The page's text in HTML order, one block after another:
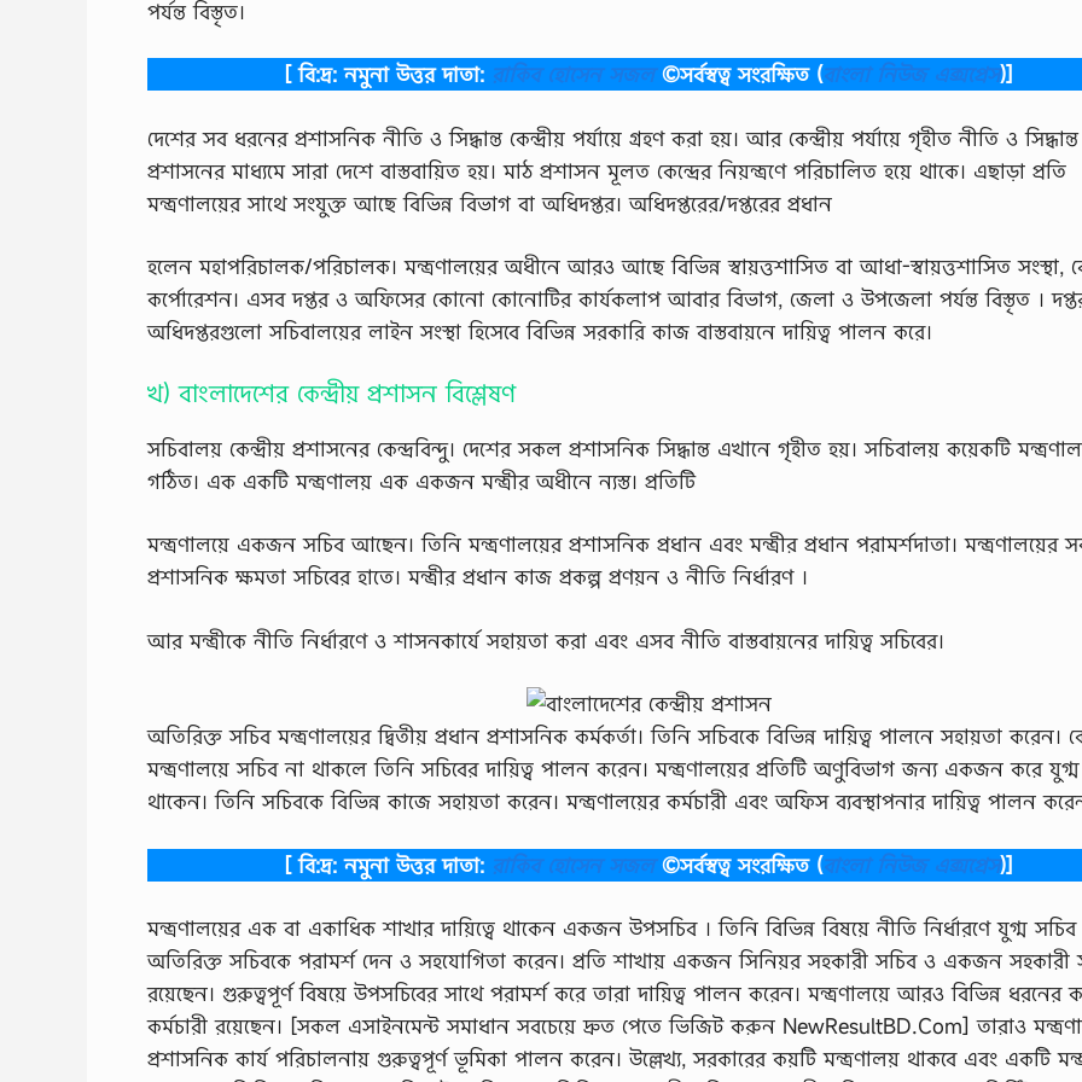
পর্যন্ত বিস্তৃত।
[ বি:দ্র: নমুনা উত্তর দাতা: রাকিব হোসেন সজল©সর্বস্বত্ব সংরক্ষিত (বাংলা নিউজ এক্সপ্রেস)]
দেশের সব ধরনের প্রশাসনিক নীতি ও সিদ্ধান্ত কেন্দ্রীয় পর্যায়ে গ্রহণ করা হয়। আর কেন্দ্রীয় পর্যায়ে গৃহীত নীতি ও
প্রশাসনের মাধ্যমে সারা দেশে বাস্তবায়িত হয়। মাঠ প্রশাসন মূলত কেন্দ্রের নিয়ন্ত্রণে পরিচালিত হয়ে থাকে। এছাড়া প্রতি
মন্ত্রণালয়ের সাথে সংযুক্ত আছে বিভিন্ন বিভাগ বা অধিদপ্তর। অধিদপ্তরের/দপ্তরের প্রধান
হলেন মহাপরিচালক/পরিচালক। মন্ত্রণালয়ের অধীনে আরও আছে বিভিন্ন স্বায়ত্তশাসিত বা আধা-স্বায়ত্তশাসিত সংস্থা,
কর্পোরেশন। এসব দপ্তর ও অফিসের কোনাে কোনােটির কার্যকলাপ আবার বিভাগ, জেলা ও উপজেলা পর্যন্ত বিস্তৃত ।
অধিদপ্তরগুলাে সচিবালয়ের লাইন সংস্থা হিসেবে বিভিন্ন সরকারি কাজ বাস্তবায়নে দায়িত্ব পালন করে।
খ) বাংলাদেশের কেন্দ্রীয় প্রশাসন বিশ্লেষণ
সচিবালয় কেন্দ্রীয় প্রশাসনের কেন্দ্রবিন্দু। দেশের সকল প্রশাসনিক সিদ্ধান্ত এখানে গৃহীত হয়। সচিবালয় কয়েকটি
গঠিত। এক একটি মন্ত্রণালয় এক একজন মন্ত্রীর অধীনে ন্যস্ত। প্রতিটি
মন্ত্রণালয়ে একজন সচিব আছেন। তিনি মন্ত্রণালয়ের প্রশাসনিক প্রধান এবং মন্ত্রীর প্রধান পরামর্শদাতা। মন্ত্রণালয়ের
প্রশাসনিক ক্ষমতা সচিবের হাতে। মন্ত্রীর প্রধান কাজ প্রকল্প প্রণয়ন ও নীতি নির্ধারণ ।
আর মন্ত্রীকে নীতি নির্ধারণে ও শাসনকার্যে সহায়তা করা এবং এসব নীতি বাস্তবায়নের দায়িত্ব সচিবের।
অতিরিক্ত সচিব মন্ত্রণালয়ের দ্বিতীয় প্রধান প্রশাসনিক কর্মকর্তা। তিনি সচিবকে বিভিন্ন দায়িত্ব পালনে সহায়তা করেন।
মন্ত্রণালয়ে সচিব না থাকলে তিনি সচিবের দায়িত্ব পালন করেন। মন্ত্রণালয়ের প্রতিটি অণুবিভাগ জন্য একজন করে
থাকেন। তিনি সচিবকে বিভিন্ন কাজে সহায়তা করেন। মন্ত্রণালয়ের কর্মচারী এবং অফিস ব্যবস্থাপনার দায়িত্ব পালন
[ বি:দ্র: নমুনা উত্তর দাতা: রাকিব হোসেন সজল©সর্বস্বত্ব সংরক্ষিত (বাংলা নিউজ এক্সপ্রেস)]
মন্ত্রণালয়ের এক বা একাধিক শাখার দায়িত্বে থাকেন একজন উপসচিব । তিনি বিভিন্ন বিষয়ে নীতি নির্ধারণে যুগ্ম
অতিরিক্ত সচিবকে পরামর্শ দেন ও সহযােগিতা করেন। প্রতি শাখায় একজন সিনিয়র সহকারী সচিব ও একজন সহকারী
রয়েছেন। গুরুত্বপূর্ণ বিষয়ে উপসচিবের সাথে পরামর্শ করে তারা দায়িত্ব পালন করেন। মন্ত্রণালয়ে আরও বিভিন্ন ধরনের
কর্মচারী রয়েছেন। [সকল এসাইনমেন্ট সমাধান সবচেয়ে দ্রুত পেতে ভিজিট করুন NewResultBD.Com] তারাও
প্রশাসনিক কার্য পরিচালনায় গুরুত্বপূর্ণ ভূমিকা পালন করেন। উল্লেখ্য, সরকারের কয়টি মন্ত্রণালয় থাকবে এবং একটি